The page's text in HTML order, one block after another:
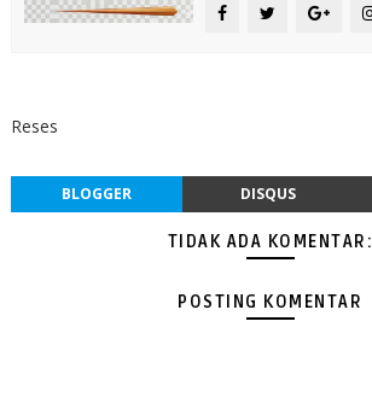
Reses
BLOGGER DISQUS
TIDAK ADA KOMENTAR:
POSTING KOMENTAR